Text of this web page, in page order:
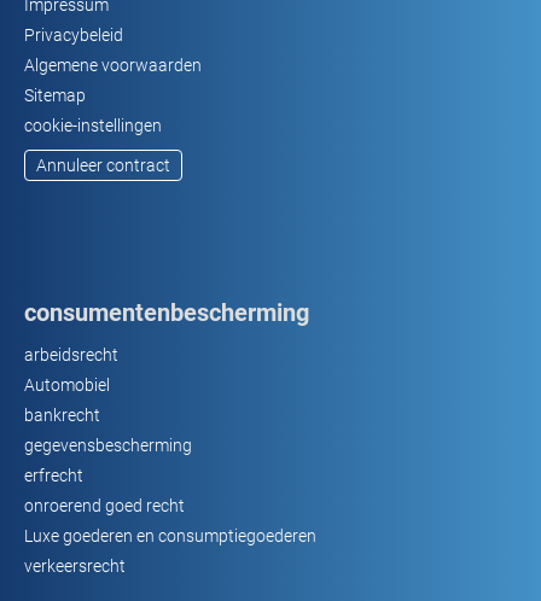
Impressum
Privacybeleid
Algemene voorwaarden
Sitemap
cookie-instellingen
Annuleer contract
consumentenbescherming
arbeidsrecht
Automobiel
bankrecht
gegevensbescherming
erfrecht
onroerend goed recht
Luxe goederen en consumptiegoederen
verkeersrecht